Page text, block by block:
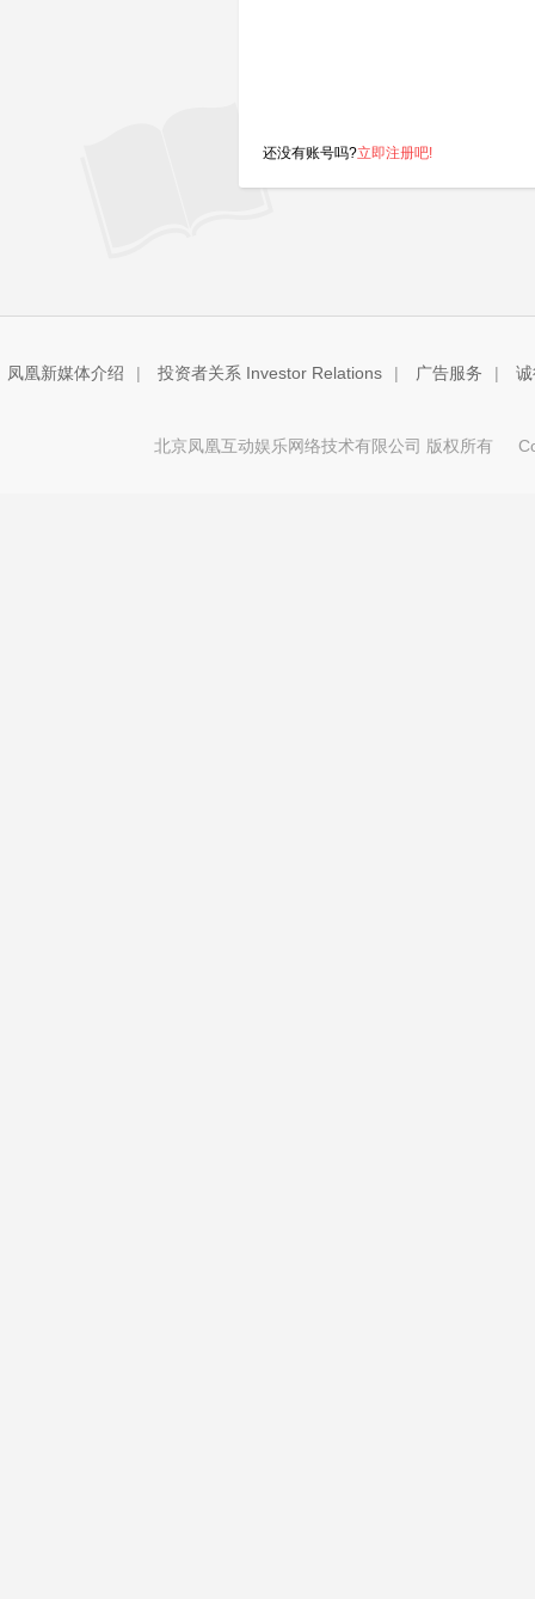
还没有账号吗?立即注册吧!
凤凰新媒体介绍 | 投资者关系 Investor Relations | 广告服务 |
北京凤凰互动娱乐网络技术有限公司 版权所有